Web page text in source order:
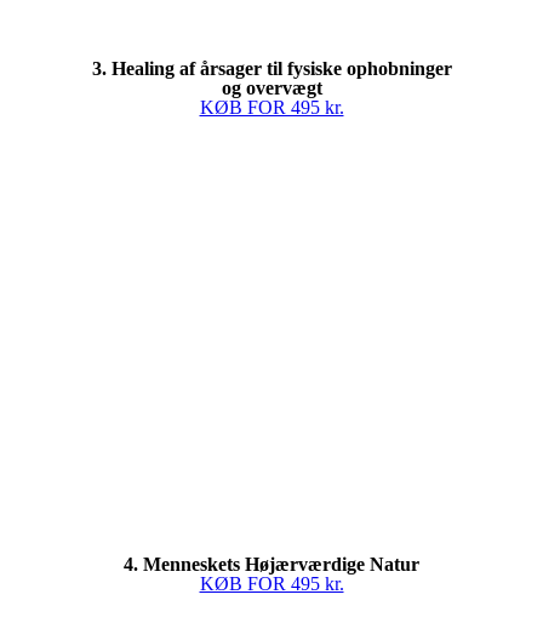
3. Healing af årsager til fysiske ophobninger
og overvægt
KØB FOR 495 kr.
4. Menneskets Højærværdige Natur
KØB FOR 495 kr.